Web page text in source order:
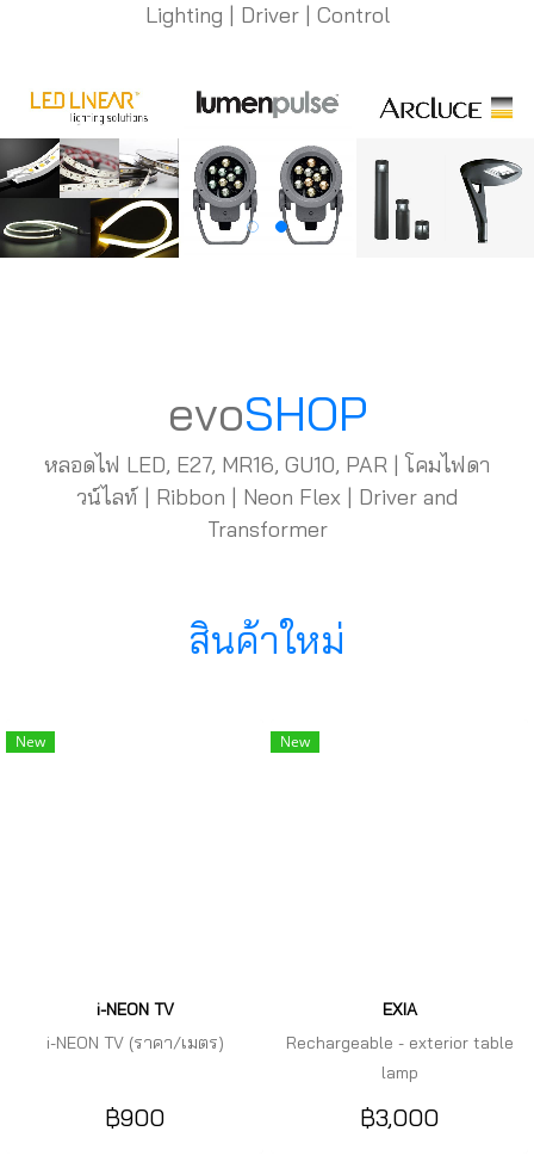
Lighting | Driver | Control
evoSHOP
หลอดไฟ LED, E27, MR16, GU10, PAR | โคมไฟดา
วน์ไลท์ | Ribbon | Neon Flex | Driver and
Transformer
สินค้าใหม่
New
i-NEON TV
i-NEON TV (ราคา/เมตร)
฿900
New
EXIA
Rechargeable - exterior table
lamp
฿3,000